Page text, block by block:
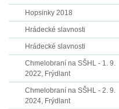
Hopsinky 2018
Hrádecké slavnosti
Hrádecké slavnosti
Chmelobraní na SŠHL - 1. 9.
2022, Frýdlant
Chmelobraní na SŠHL - 2. 9.
2024, Frýdlant